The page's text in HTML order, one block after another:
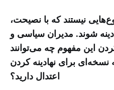
نیستند که با نصیحت،
شوند. مدیران سیاسی و
این مفهوم چه می‌توانند
برای نهادینه کردن
اعتدال دارید؟